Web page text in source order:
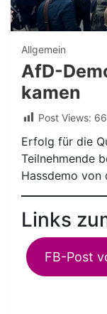
Allgemein
AfD-
kamen
Post Views: 66
Erfolg für die
Teilnehmende
Hassdemo von
Links
FB-Post